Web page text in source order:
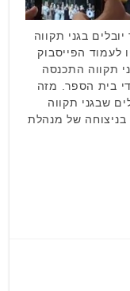
בגני תקווה
לעמוד הפייסבוק
תקווה התכנסה
בית הספר. מזה
שבגני תקווה
של מנהלת